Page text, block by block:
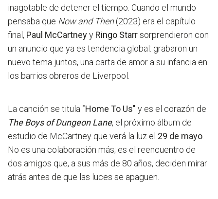
inagotable de detener el tiempo. Cuando el mundo
pensaba que Now and Then(2023) era el capítulo
final, Paul McCartneyy Ringo Starrsorprendieron con
un anuncio que ya es tendencia global: grabaron un
nuevo tema juntos, una carta de amor a su infancia en
los barrios obreros de Liverpool.
La canción se titula "Home To Us" y es el corazón de
The Boys of Dungeon Lane, el próximo álbum de
estudio de McCartney que verá la luz el 29 de mayo
No es una colaboración más; es el reencuentro de
dos amigos que, a sus más de 80 años, deciden mirar
atrás antes de que las luces se apaguen.